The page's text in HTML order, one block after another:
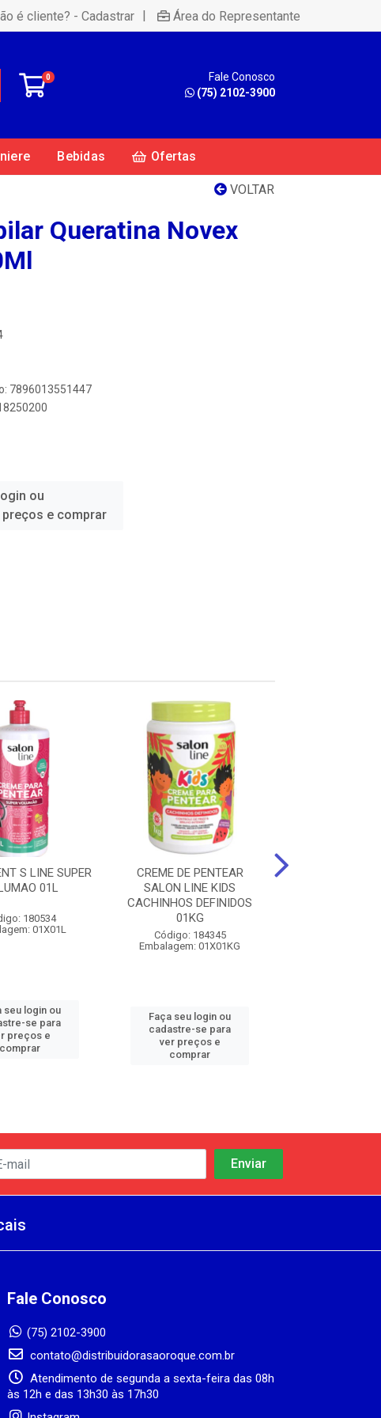
é cliente? - Cadastrar | Área do Representante
0
Fale Conosco
(75) 2102-3900
Bebidas Ofertas
VOLTAR
Queratina Novex
7896013551447
ou
e comprar
S LINE SUPER
01L
180534
01X01L
seu login ou
se para
preços e
comprar
CREME DE PENTEAR
SALON LINE KIDS
CACHINHOS DEFINIDOS
01KG
Código: 184345
Embalagem: 01X01KG
Faça seu login ou
cadastre-se para
ver preços e
comprar
Fale Conosco
(75) 2102-3900
contato@distribuidorasaoroque.com.br
Atendimento de segunda a sexta-feira das 08h
às 12h e das 13h30 às 17h30